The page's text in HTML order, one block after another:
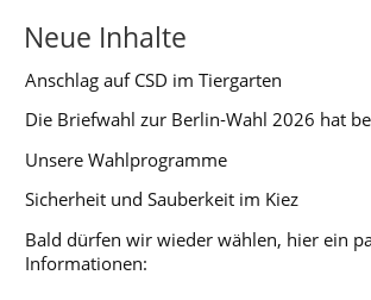
Neue Inhalte
Anschlag auf CSD im Tiergarten
Die Briefwahl zur Berlin‑Wahl 2026 hat
Unsere Wahlprogramme
Sicherheit und Sauberkeit im Kiez
Bald dürfen wir wieder wählen, hier ein
Informationen: